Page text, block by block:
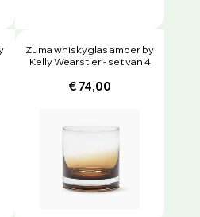
Zuma whiskyglas amber by
Kelly Wearstler - set van 4
€ 74,00